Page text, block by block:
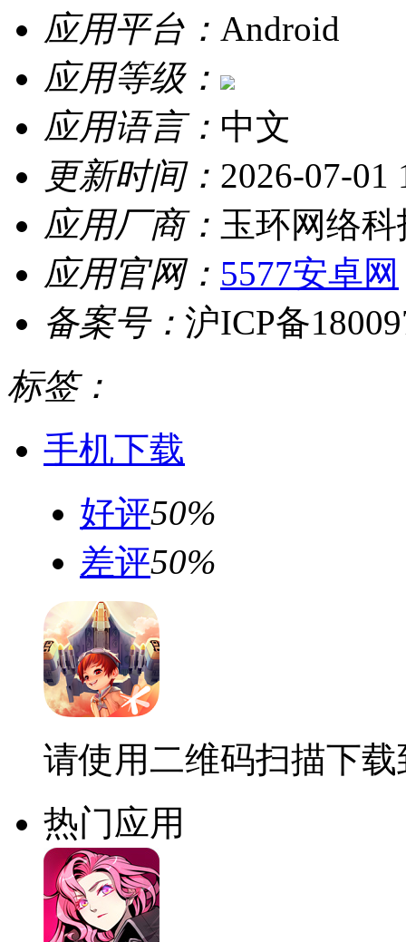
应用平台： Android
应用等级：
应用语言： 中文
更新时间： 2026-07-01
应用厂商： 玉环网络
应用官网： 5577安卓网
备案号： 沪ICP备
标签：
手机下载
好评50%
差评50%
请使用二维码扫描下
热门应用